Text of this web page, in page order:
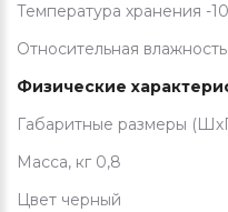
Температура хранения -
Относительная
Физические
Габаритные размеры
Масса, кг 0,8
Цвет черный